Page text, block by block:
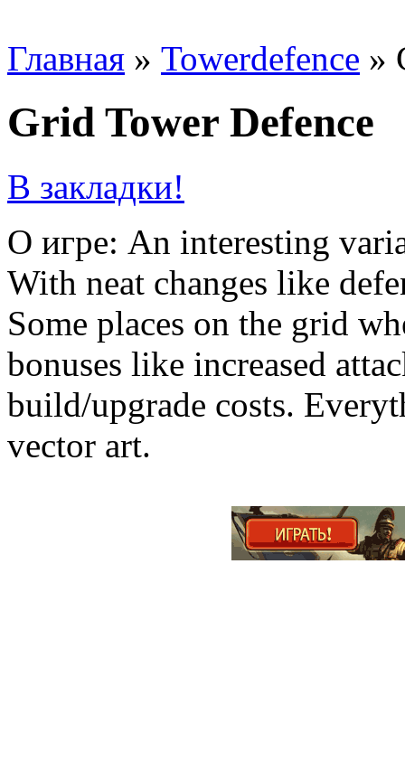
Главная » Towerdefence »
Grid Tower Defence
В закладки!
О игре: An interesting
With neat changes like
Some places on the grid
bonuses like increased
build/upgrade costs.
vector art.